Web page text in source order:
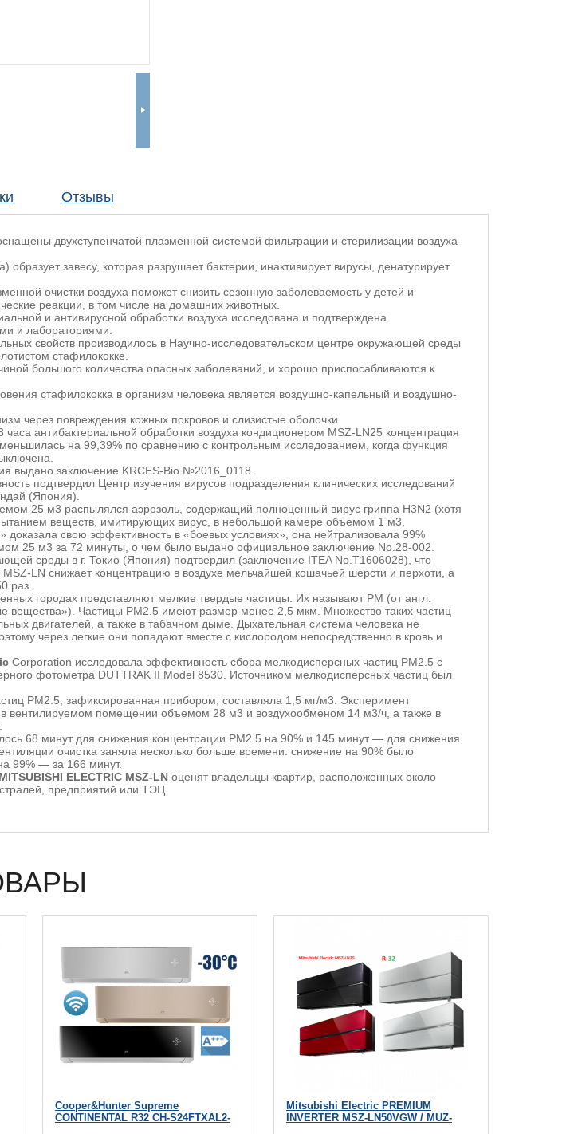
Отзывы
двухступенчатой плазменной системой фильтрации и стерилизации воздуха
образует завесу, которая разрушает бактерии, инактивирует вирусы, денатурирует
очистки воздуха поможет снизить сезонную заболеваемость у детей и
реакции, в том числе на домашних животных.
и антивирусной обработки воздуха исследована и подтверждена
и лабораториями.
свойств производилось в Научно-исследовательском центре окружающей среды
стафилококке.
большого количества опасных заболеваний, и хорошо приспосабливаются к
стафилококка в организм человека является воздушно-капельный и воздушно-
через повреждения кожных покровов и слизистые оболочки.
часа антибактериальной обработки воздуха кондиционером MSZ-LN25 концентрация
на 99,39% по сравнению с контрольным исследованием, когда функция
выдано заключение KRCES-Bio №2016_0118.
подтвердил Центр изучения вирусов подразделения клинических исследований
(Япония).
25 м3 распылялся аэрозоль, содержащий полноценный вирус гриппа H3N2 (хотя
веществ, имитирующих вирус, в небольшой камере объемом 1 м3.
доказала свою эффективность в «боевых условиях», она нейтрализовала 99%
25 м3 за 72 минуты, о чем было выдано официальное заключение No.28-002.
среды в г. Токио (Япония) подтвердил (заключение ITEA No.T1606028), что
LN снижает концентрацию в воздухе мельчайшей кошачьей шерсти и перхоти, а
раз.
городах представляют мелкие твердые частицы. Их называют PM (от англ.
вещества»). Частицы PM2.5 имеют размер менее 2,5 мкм. Множество таких частиц
двигателей, а также в табачном дыме. Дыхательная система человека не
через легкие они попадают вместе с кислородом непосредственно в кровь и
Corporation исследовала эффективность сбора мелкодисперсных частиц PM2.5 с
фотометра DUTTRAK II Model 8530. Источником мелкодисперсных частиц был
PM2.5, зафиксированная прибором, составляла 1,5 мг/м3. Эксперимент
в вентилируемом помещении объемом 28 м3 и воздухообменом 14 м3/ч, а также в
68 минут для снижения концентрации PM2.5 на 90% и 145 минут — для снижения
очистка заняла несколько больше времени: снижение на 90% было
99% — за 166 минут.
MITSUBISHI ELECTRIC MSZ-LN оценят владельцы квартир, расположенных около
предприятий или ТЭЦ
Cooper&Hunter Supreme
CONTINENTAL R32 CH-S24FTXAL2-
Mitsubishi Electric PREMIUM
INVERTER MSZ-LN50VGW / MUZ-